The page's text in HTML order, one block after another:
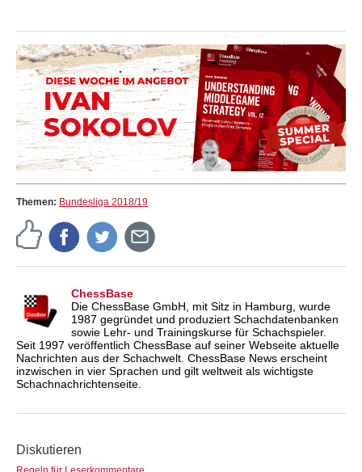
Themen: Bundesliga 2018/19
ChessBase
Die ChessBase GmbH, mit Sitz in Hamburg, wurde
1987 gegründet und produziert Schachdatenbanken
sowie Lehr- und Trainingskurse für Schachspieler.
Seit 1997 veröffentlich ChessBase auf seiner Webseite aktuelle
Nachrichten aus der Schachwelt. ChessBase News erscheint
inzwischen in vier Sprachen und gilt weltweit als wichtigste
Schachnachrichtenseite.
Diskutieren